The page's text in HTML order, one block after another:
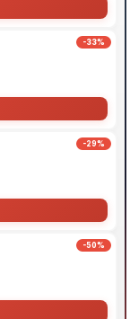
-33%
-29%
-50%